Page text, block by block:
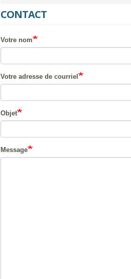
CONTACT
Votre nom
Votre adresse de courriel
Objet
Message